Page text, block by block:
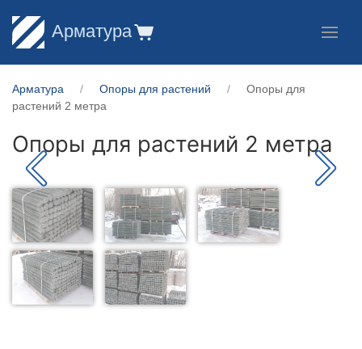
Арматура
Арматура Опоры для растений
Опоры для
растений 2 метра
Опоры для растений 2 метра